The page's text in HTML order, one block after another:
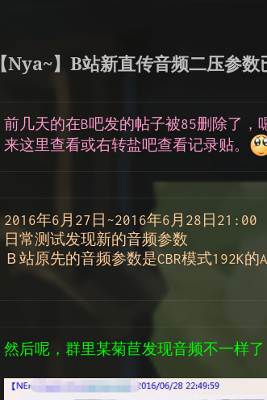
【Nya~】B站新直传音频二压参
前几天的在B吧发的帖子被85删除了，
来这里查看或右转盐吧查看记录贴。
2016年6月27日~2016年6月28日21:00
日常测试发现新的音频参数
Ｂ站原先的音频参数是CBR模式192K的
然后呢，群里某菊苣发现音频不一样了